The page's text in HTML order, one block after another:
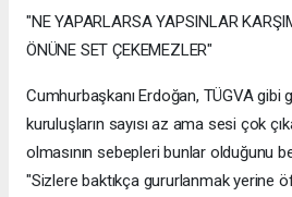
"NE YAPARLARSA YAPSINLAR
ÖNÜNE SET ÇEKEMEZLER"
Cumhurbaşkanı Erdoğan, TÜGVA gibi
kuruluşların sayısı az ama sesi çok
olmasının sebepleri bunlar olduğunu
"Sizlere baktıkça gururlanmak yerine